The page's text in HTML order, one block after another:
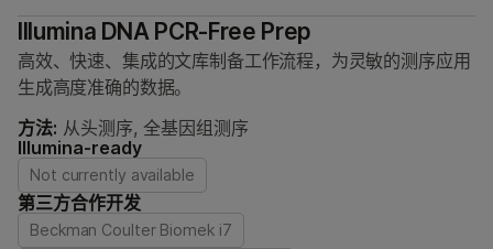
Illumina DNA PCR-Free Prep
高效、快速、集成的文库制备工作流程，为灵敏的测序应用
生成高度准确的数据。
方法: 从头测序, 全基因组测序
Illumina-ready
Not currently available
第三方合作开发
Beckman Coulter Biomek i7